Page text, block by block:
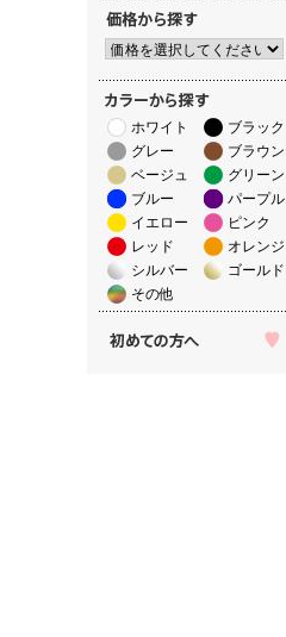
ホワイト
ブラック
グレー
ブラウン
ベージュ
グリーン
ブルー
パープル
イエロー
ピンク
レッド
オレンジ
シルバー
ゴールド
その他